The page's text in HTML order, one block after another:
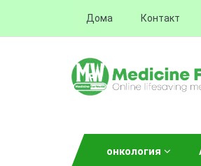
Дома Контакт
онкология